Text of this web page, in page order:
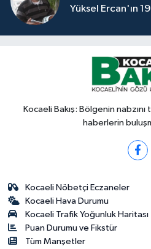
Yüksel Ercan'ın
Kocaeli Bakış: Bölgenin
haberlerin
Kocaeli Nöbetçi Eczaneler
Kocaeli Hava Durumu
Kocaeli Trafik Yoğunluk Haritası
Puan Durumu ve Fikstür
Tüm Manşetler